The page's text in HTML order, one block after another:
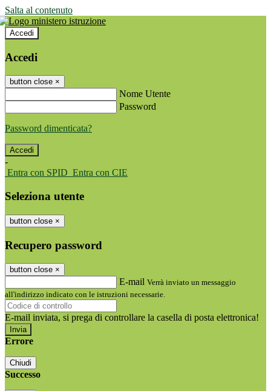
Salta al contenuto
Accedi
Accedi
button close ×
Nome Utente
Password
Password dimenticata?
-
Entra con SPID Entra con CIE
Seleziona utente
button close ×
Recupero password
button close ×
E-mail Verrà inviato un messaggio
all'indirizzo indicato con le istruzioni necessarie.
E-mail inviata, si prega di controllare la casella di posta elettronica!
Errore
Chiudi
Successo